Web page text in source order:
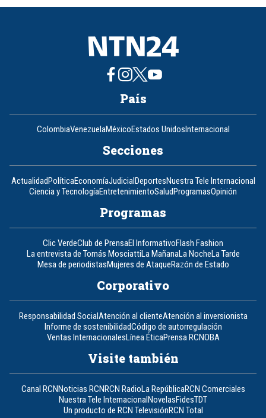
8
País
ColombiaVenezuelaMéxicoEstados UnidosInternacional
Secciones
ActualidadPolíticaEconomíaJudicialDeportesNuestra Tele Internacional
Ciencia y TecnologíaEntretenimientoSaludProgramasOpinión
Programas
Clic VerdeClub de PrensaEl InformativoFlash Fashion
La entrevista de Tomás MosciattiLa MañanaLa NocheLa Tarde
Mesa de periodistasMujeres de AtaqueRazón de Estado
Corporativo
Responsabilidad SocialAtención al clienteAtención al inversionista
Informe de sostenibilidadCódigo de autorregulación
Ventas InternacionalesLínea ÉticaPrensa RCNOBA
Visite también
Canal RCNNoticias RCNRCN RadioLa RepúblicaRCN Comerciales
Nuestra Tele InternacionalNovelasFidesTDT
Un producto de RCN TelevisiónRCN Total